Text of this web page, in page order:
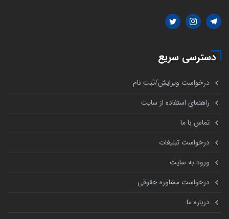
دسترسی سریع
درخواست ویرایش/ثبت نام
راهنمای استفاده از سایت
تماس با ما
درخواست تبلیغات
ورود به سایت
درخواست مشاوره حقوقی
درباره ما